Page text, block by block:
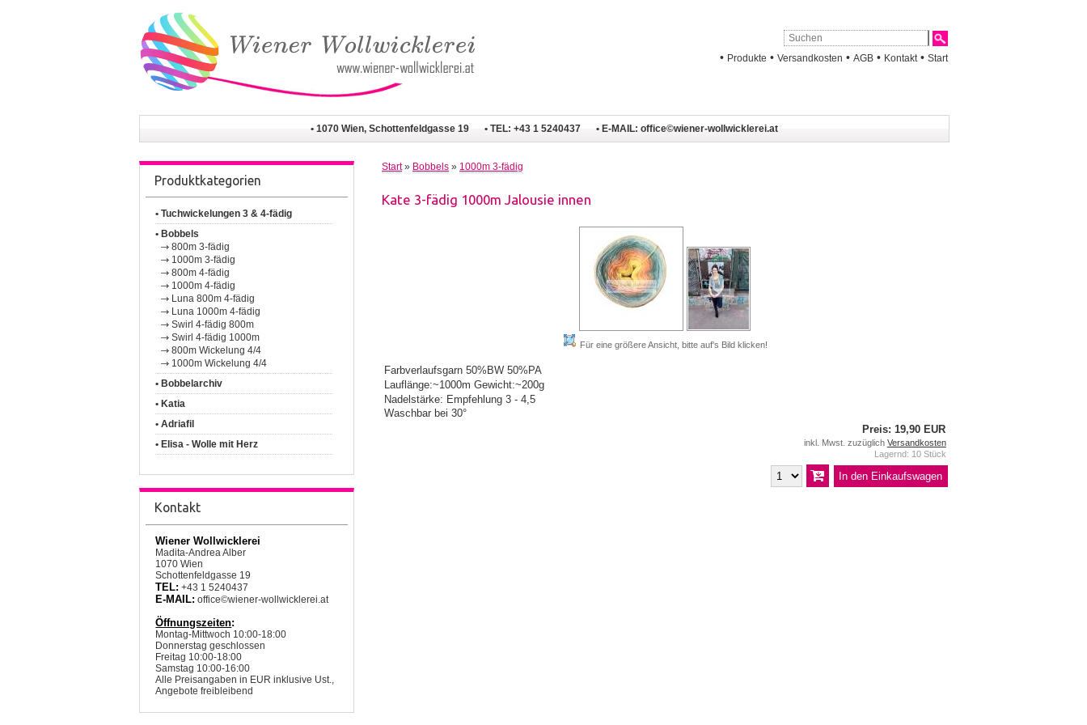
• Produkte • Versandkosten • AGB • Kontakt • Start
• 1070 Wien, Schottenfeldgasse 19 • TEL: +43 1 5240437 • E-MAIL:office©wiener-wollwicklerei.at
Produktkategorien
• Tuchwickelungen 3 & 4-fädig
• Bobbels
800m 3-fädig
1000m 3-fädig
800m 4-fädig
1000m 4-fädig
Luna 800m 4-fädig
Luna 1000m 4-fädig
Swirl 4-fädig 800m
Swirl 4-fädig 1000m
800m Wickelung 4/4
1000m Wickelung 4/4
• Bobbelarchiv
• Katia
• Adriafil
• Elisa - Wolle mit Herz
Kontakt
Wiener Wollwicklerei
Madita-Andrea Alber
1070 Wien
Schottenfeldgasse 19
TEL: +43 1 5240437
E-MAIL: office©wiener-wollwicklerei.at
Öffnungszeiten:
Montag-Mittwoch 10:00-18:00
Donnerstag geschlossen
Freitag 10:00-18:00
Samstag 10:00-16:00
Alle Preisangaben in EUR inklusive Ust.,
Angebote freibleibend
Start» Bobbels » 1000m 3-fädig
Kate 3-fädig 1000m Jalousie innen
Für eine größere Ansicht, bitte auf's Bild klicken!
Farbverlaufsgarn 50%BW 50%PA
Lauflänge:~1000m Gewicht:~200g
Nadelstärke: Empfehlung 3 - 4,5
Waschbar bei 30°
Preis: 19,90 EUR
inkl. Mwst. zuzüglich Versandkosten
Lagernd: 10 Stück